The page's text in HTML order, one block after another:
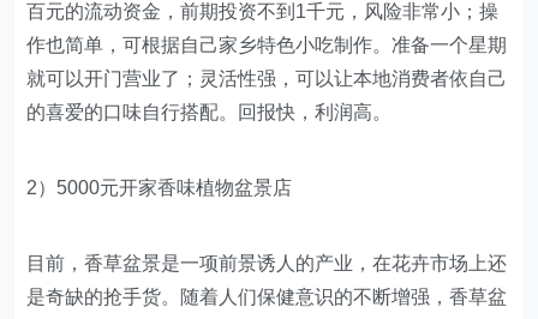
百元的流动资金，前期投资不到1千元，风险非常小；操
作也简单，可根据自己家乡特色小吃制作。准备一个星期
就可以开门营业了；灵活性强，可以让本地消费者依自己
的喜爱的口味自行搭配。回报快，利润高。
2）5000元开家香味植物盆景店
目前，香草盆景是一项前景诱人的产业，在花卉市场上还
是奇缺的抢手货。随着人们保健意识的不断增强，香草盆